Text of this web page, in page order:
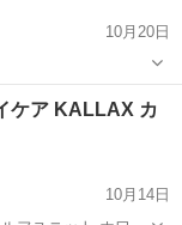
10月20日
ク
ケア KALLAX カ
10月14日